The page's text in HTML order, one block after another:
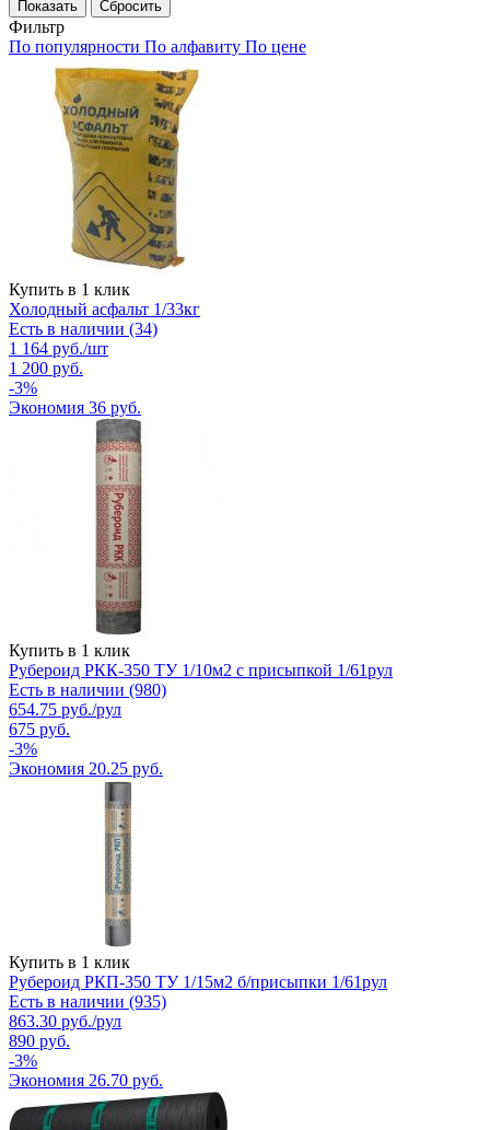
Сбросить
Фильтр
По популярности По алфавиту По цене
Купить в 1 клик
Холодный асфальт 1/33кг
Есть в наличии (34)
1 164 руб./шт
1 200 руб.
-3%
Экономия 36 руб.
Купить в 1 клик
Рубероид РКК-350 ТУ 1/10м2 с присыпкой 1/61рул
Есть в наличии (980)
654.75 руб./рул
675 руб.
-3%
Экономия 20.25 руб.
Купить в 1 клик
Рубероид РКП-350 ТУ 1/15м2 б/присыпки 1/61рул
Есть в наличии (935)
863.30 руб./рул
890 руб.
-3%
Экономия 26.70 руб.